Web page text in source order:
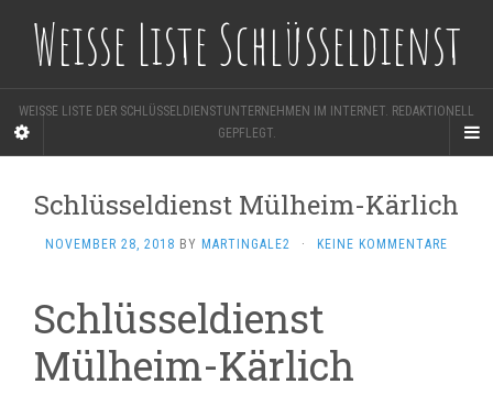
Weisse Liste Schlüsseldienst
WEISSE LISTE DER SCHLÜSSELDIENSTUNTERNEHMEN IM INTERNET. REDAKTIONELL
GEPFLEGT.
Schlüsseldienst Mülheim-Kärlich
NOVEMBER 28, 2018 BY MARTINGALE2 · KEINE KOMMENTARE
Schlüsseldienst
Mülheim-Kärlich